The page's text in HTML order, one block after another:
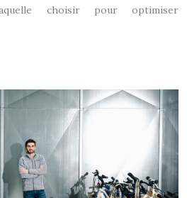
choisir pour optimiser